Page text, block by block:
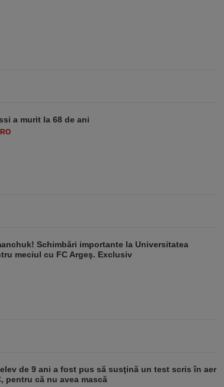
a murit la 68 de ani
Schimbări importante la Universitatea
meciul cu FC Argeş. Exclusiv
de 9 ani a fost pus să susţină un test scris în aer
pentru că nu avea mască